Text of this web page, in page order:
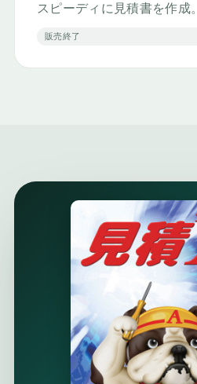
スピーディに見積書を作成。
販売終了